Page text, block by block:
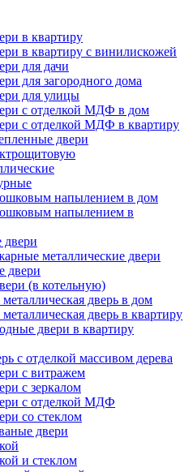
в квартиру
в квартиру с винилискожей
для дачи
для загородного дома
для улицы
с отделкой МДФ в дом
с отделкой МДФ в квартиру
двери
напылением в дом
напылением в
двери
металлические двери
двери
(в котельную)
дверь в дом
дверь в квартиру
двери в квартиру
с отделкой массивом дерева
с витражем
с зеркалом
с отделкой МДФ
со стеклом
двери
и стеклом